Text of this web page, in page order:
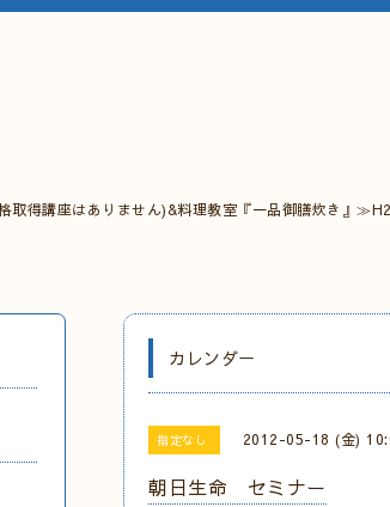
取得講座はありません)&料理教室『一品御膳炊き』
カレンダー
指定なし 2012-05-18 (金)
朝日生命 セミナー